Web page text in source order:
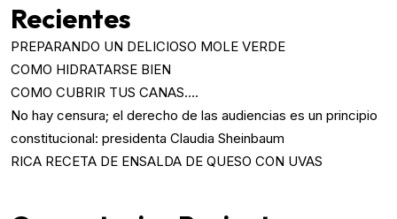
Recientes
PREPARANDO UN DELICIOSO MOLE VERDE
COMO HIDRATARSE BIEN
COMO CUBRIR TUS CANAS….
No hay censura; el derecho de las audiencias es un principio
constitucional: presidenta Claudia Sheinbaum
RICA RECETA DE ENSALDA DE QUESO CON UVAS